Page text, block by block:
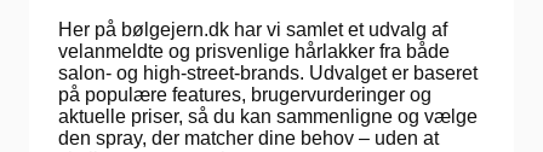
Her på bølgejern.dk har vi samlet et udvalg af
velanmeldte og prisvenlige hårlakker fra både
salon- og high-street-brands. Udvalget er baseret
på populære features, brugervurderinger og
aktuelle priser, så du kan sammenligne og vælge
den spray, der matcher dine behov – uden at